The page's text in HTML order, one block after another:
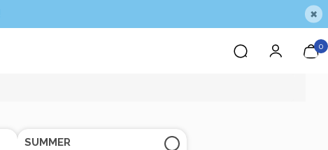
×
0
SUMMER